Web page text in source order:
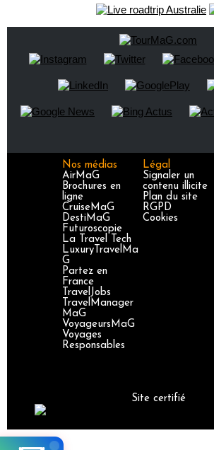
Nos médias
AirMaG
Brochures en
ligne
CruiseMaG
DestiMaG
Futuroscopie
La Travel Tech
LuxuryTravelMa
G
Partez en
France
TravelJobs
TravelManager
MaG
VoyageursMaG
Voyages
Responsables
Légal
Signaler un
contenu illicite
Plan du site
RGPD
Cookies
Site certifié